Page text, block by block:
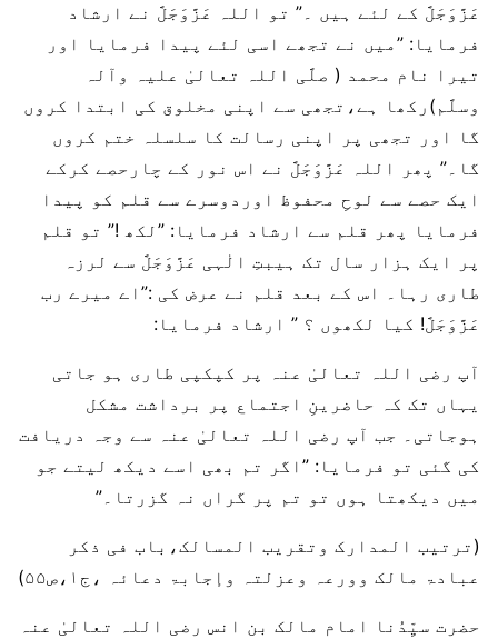
عَزَّوَجَلَّ کے لئے ہیں ۔” تو اللہ عَزَّوَجَلَّ نے ارشاد
فرمایا: ”میں نے تجھے اسی لئے پیدا فرمایا اور
تیرا نام محمد ( صلَّی اللہ تعالیٰ علیہ وآلہ
وسلَّم)رکھا ہے،تجھی سے اپنی مخلوق کی ابتدا کروں
گا اور تجھی پر اپنی رسالت کا سلسلہ ختم کروں
گا۔” پھر اللہ عَزَّوَجَلَّ نے اس نور کے چارحصے کرکے
ایک حصے سے لوحِ محفوظ اوردوسرے سے قلم کو پیدا
فرمایا پھر قلم سے ارشاد فرمایا: ”لکھ !” تو قلم
پر ایک ہزار سال تک ہیبتِ الٰہی عَزَّوَجَلَّ سے لرزہ
طاری رہا۔ اس کے بعد قلم نے عرض کی :”اے میرے رب
عَزَّوَجَلَّ! کیا لکھوں ؟ ” ارشاد فرمایا:
آپ رضی اللہ تعالیٰ عنہ پر کپکپی طاری ہو جاتی
یہاں تک کہ حاضرینِ اجتماع پر برداشت مشکل
ہوجاتی۔ جب آپ رضی اللہ تعالیٰ عنہ سے وجہ دریافت
کی گئی تو فرمایا: ”اگر تم بھی اسے دیکھ لیتے جو
میں دیکھتا ہوں تو تم پر گراں نہ گزرتا۔”
(ترتیب المدارک وتقریب المسالک،باب فی ذکر
عبادۃ مالک وورعہ وعزلتہ وإجابۃ دعائہ ،ج۱،ص۵۵)
حضرت سیِّدُنا امام مالک بن انس رضی اللہ تعالیٰ عنہ